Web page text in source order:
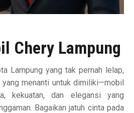
Chery Lampung
Lampung yang tak pernah lelap,
yang menanti untuk dimiliki—mobil
kekuatan, dan elegansi yang
Bagaikan jatuh cinta pada